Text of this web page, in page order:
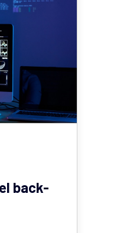
back-